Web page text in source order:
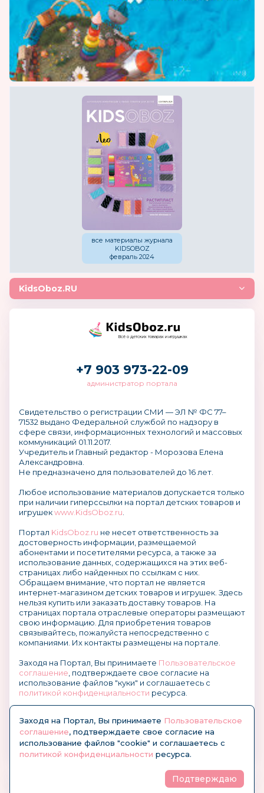
все материалы журнала
KIDSOBOZ
февраль 2024
KidsOboz.RU
Всё о детских товарах и игрушках
+7 903 973-22-09
администратор портала
Свидетельство о регистрации СМИ — ЭЛ № ФС 77–
71532 выдано Федеральной службой по надзору в
сфере связи, информационных технологий и массовых
коммуникаций 01.11.2017.
Учредитель и Главный редактор - Морозова Елена
Александровна.
Не предназначено для пользователей до 16 лет.
Любое использование материалов допускается только
при наличии гиперссылки на портал детских товаров и
игрушекwww.KidsOboz.ru
Портал KidsOboz.ru не несет ответственность за
достоверность информации, размещаемой
абонентами и посетителями ресурса, а также за
использование данных, содержащихся на этих веб-
страницах либо найденных по ссылкам с них.
Обращаем внимание, что портал не является
интернет-магазином детских товаров и игрушек. Здесь
нельзя купить или заказать доставку товаров. На
страницах портала отраслевые операторы размещают
свою информацию. Для приобретения товаров
связывайтесь, пожалуйста непосредственно с
компаниями. Их контакты размещены на портале.
Заходя на Портал, Вы принимаете Пользовательское
соглашение , подтверждаете свое согласие на
использование файлов "куки" и соглашаетесь с
политикой конфиденциальности ресурса.
© KidsOboz.RU 2004-2026
Заходя на Портал, Вы принимаете Пользовательское
соглашение, подтверждаете свое согласие на
использование файлов "cookie" и соглашаетесь с
политикой конфиденциальности ресурса.
Подтверждаю